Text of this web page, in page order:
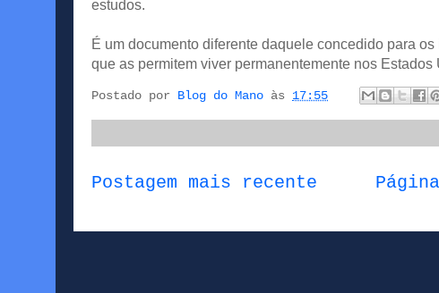
estudos.
É um documento diferente daquele concedido para
que as permitem viver permanentemente nos Estados
Postado por Blog do Mano às 17:55
Postagem mais recente